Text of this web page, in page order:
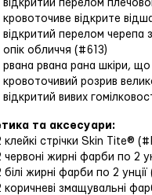
1 відкритий перелом
1 кровоточиве відкрите
1 відкритий перелом
1 опік обличчя (#613)
1 рвана рвана рана шкіри,
1 кровоточивий розрив
1 відкритий вивих
та аксесуари:
клейкі стрічки Skin Tite®
червоні жирні фарби по 2
білі жирні фарби по 2
коричневі змащувальні